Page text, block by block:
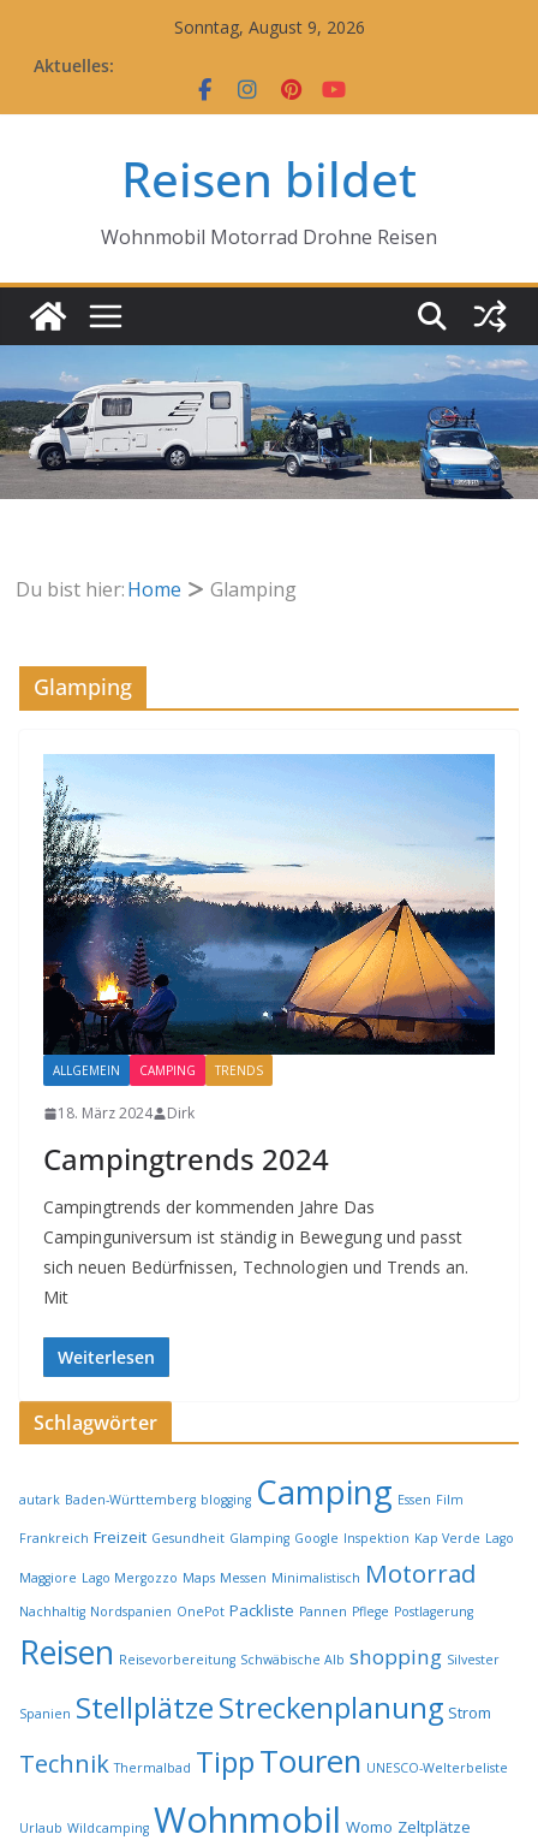
Sonntag, August 9, 2026
Aktuelles:
Reisen bildet
Wohnmobil Motorrad Drohne Reisen
Du bist hier:Home Glamping
Glamping
ALLGEMEIN CAMPING TRENDS
18. März 2024 Dirk
Campingtrends 2024
Campingtrends der kommenden Jahre Das
Campinguniversum ist ständig in Bewegung und passt
sich neuen Bedürfnissen, Technologien und Trends an.
Mit
Weiterlesen
Schlagwörter
autark Baden-Württemberg blogging Camping Essen Film
Frankreich Freizeit Gesundheit Glamping Google Inspektion Kap Verde Lago
Maggiore Lago Mergozzo Maps Messen Minimalistisch Motorrad
Nachhaltig Nordspanien OnePot Packliste Pannen Pflege Postlagerung
Reisen Reisevorbereitung Schwäbische Alb shopping Silvester
Spanien StellplätzeStreckenplanung Strom
Technik Thermalbad TippTouren UNESCO-Welterbeliste
Urlaub Wildcamping Wohnmobil Womo Zeltplätze